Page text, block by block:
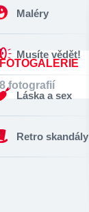
Maléry
Musíte vědět!
Láska a sex
Retro skandály
FOTOGALERIE
8 fotografií